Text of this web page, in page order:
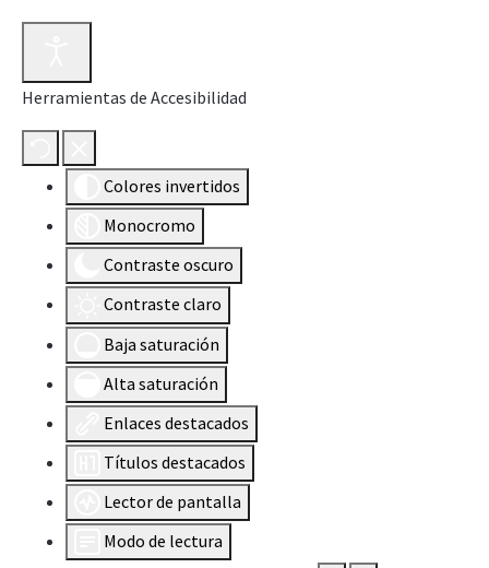
Herramientas de Accesibilidad
Colores invertidos
Monocromo
Contraste oscuro
Contraste claro
Baja saturación
Alta saturación
Enlaces destacados
Títulos destacados
Lector de pantalla
Modo de lectura